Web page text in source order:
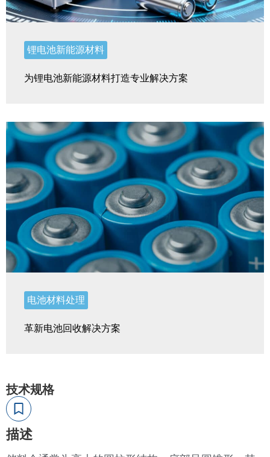
锂电池新能源材料
为锂电池新能源材料打造专业解决方案
电池材料处理
革新电池回收解决方案
技术规格
描述